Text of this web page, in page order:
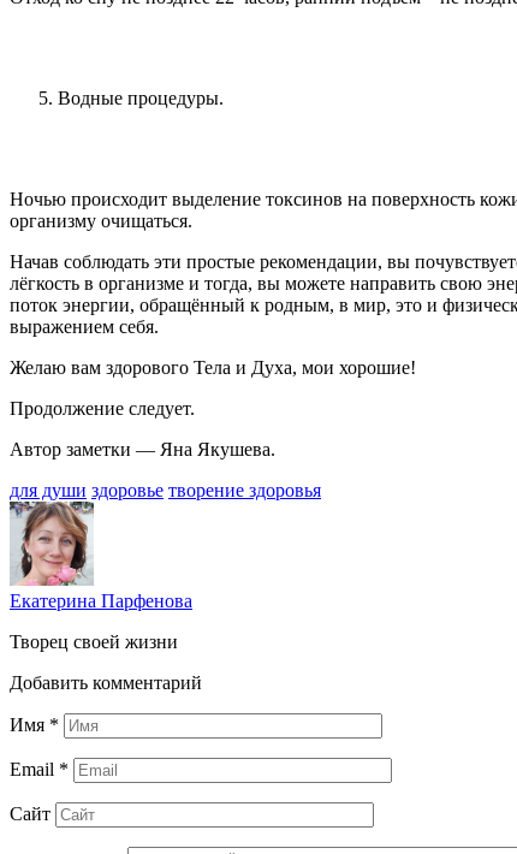
Водные процедуры.
Ночью происходит выделение токсинов на поверхность
организму очищаться.
Начав соблюдать эти простые рекомендации, вы
лёгкость в организме и тогда, вы можете направить свою
поток энергии, обращённый к родным, в мир, это и
выражением себя.
Желаю вам здорового Тела и Духа, мои хорошие!
Продолжение следует.
Автор заметки — Яна Якушева.
для души здоровье творение здоровья
Екатерина Парфенова
Творец своей жизни
Добавить комментарий
Имя *
Email *
Сайт